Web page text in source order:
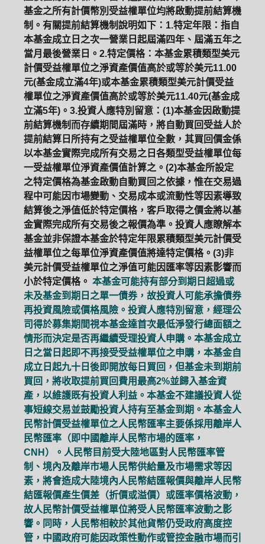
基金之所有計價幣別受益權單位均將啟動提前結算機
制。有關提前結算機制說明如下：1.特定年限：指自
本基金成立日之次一營業日起屆滿四年、屆滿五年之
當月最後營業日。2.特定價格：本基金累積類型美元
計價受益權單位之淨資產價值高於或等於美元11.00
元(基金成立滿4年)或本基金累積類型美元計價受益
權單位之淨資產價值高於或等於美元11.40元(基金成
立滿5年)。3.投資人應特別留意：(1)本基金因啟動提
前結算機制而存續期間屆滿時，將自動買回受益人於
提前結算日所持有之受益權單位全數，其買回價金係
以本基金實際完成所有交易之日各類型受益權單位每
一受益權單位淨資產價值計算之。(2)本基金所設定
之特定價格為基金啟動自動買回之依據，惟在交易過
程中可能因市場變動、交易成本或流動性等因素導致
結算後之淨值低於特定價格，客戶取得之價金將以基
金實際完成所有交易後之報價為準。投資人應瞭解本
基金並非保證本基金於特定年限累積類型美元計價受
益權單位之每單位淨資產價值將達特定價格。(3)非
美元計價受益權單位之淨值可能因匯率等因素影響而
小於特定價格。 本基金可能持有部分到期日超過或
未及基金到期日之單一債券，故投資人可能承擔債券
再投資風險或價格風險。投資人應特別留意，經理公
司得於募集期間視本基金達首次最低淨發行總面額之
情形而決定是否再繼續受理投資人申購。本基金成立
日之當日起即不再接受受益權單位之申購，本基金自
成立日起九十日後即開放每日買回，但基金未到期前
買回，將收取提前買回費用最高2%並歸入基金資
產，以維護既有投資人利益。本基金不建議投資人從
事短線交易並鼓勵投資人持有至基金到期。本基金人
民幣計價受益權單位之人民幣匯率主要係採用離岸人
民幣匯率（即中國離岸人民幣市場的匯率，
CNH）。人民幣目前受大陸地區對人民幣匯率管
制、境內及離岸市場人民幣供給量及市場需求等因
素，將會造成大陸境內人民幣結匯報價與離岸人民幣
結匯報價產生價差（折價或溢價）或匯率價格波動，
故人民幣計價受益權單位將受人民幣匯率波動之影
響。同時，人民幣相較於其他貨幣仍受政府高度控
管，中國政府可能因政策性動作或管控金融市場而引